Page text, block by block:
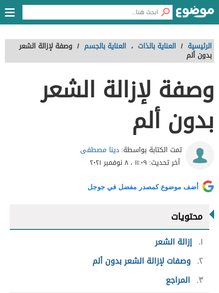
الرئيسية / العناية بالذات ، العناية بالجسم / وصفة لإزالة الشعر
بدون ألم
وصفة لإزالة الشعر
بدون ألم
تمت الكتابة بواسطة:دينا مصطفى
آخر تحديث: ١١:٠٩ ، ٨ نوفمبر ٢٠٢١
أضف موضوع كمصدر مفضل في جوجل
محتويات
١ إزالة الشعر
٢ وصفات لإزالة الشعر بدون ألم
٣
المراجع